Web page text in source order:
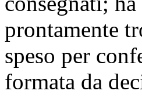
prontamente
speso per
formata da